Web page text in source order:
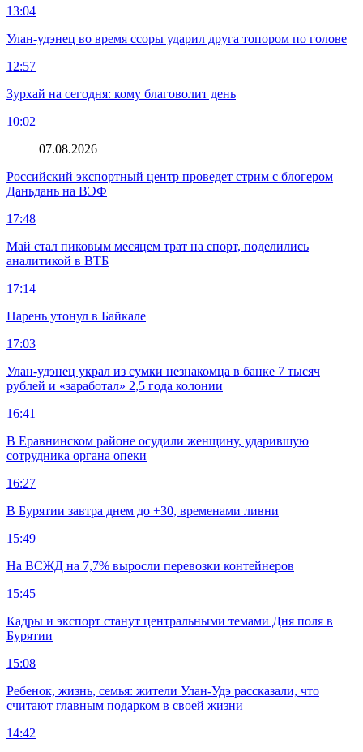
13:04
Улан-удэнец во время ссоры ударил друга топором по голове
12:57
Зурхай на сегодня: кому благоволит день
10:02
07.08.2026
Российский экспортный центр проведет стрим с блогером
Даньдань на ВЭФ
17:48
Май стал пиковым месяцем трат на спорт, поделились
аналитикой в ВТБ
17:14
Парень утонул в Байкале
17:03
Улан-удэнец украл из сумки незнакомца в банке 7 тысяч
рублей и «заработал» 2,5 года колонии
16:41
В Еравнинском районе осудили женщину, ударившую
сотрудника органа опеки
16:27
В Бурятии завтра днем до +30, временами ливни
15:49
На ВСЖД на 7,7% выросли перевозки контейнеров
15:45
Кадры и экспорт станут центральными темами Дня поля в
Бурятии
15:08
Ребенок, жизнь, семья: жители Улан-Удэ рассказали, что
считают главным подарком в своей жизни
14:42